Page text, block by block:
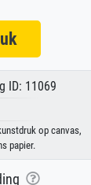
ID: 11069
op canvas,
papier.